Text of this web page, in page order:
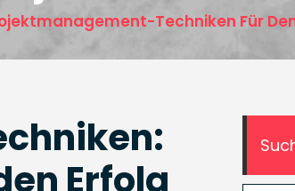
Techniken Für
Erfolg